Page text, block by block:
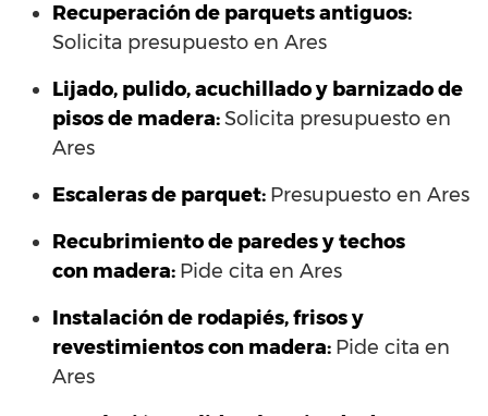
Recuperación de parquets antiguos:
Solicita presupuesto en Ares
Lijado, pulido, acuchillado y barnizado de
pisos de madera:Solicita presupuesto en
Ares
Escaleras de parquet: Presupuesto en Ares
Recubrimiento de paredes y techos
con madera: Pide cita en Ares
Instalación de rodapiés, frisos y
revestimientos con madera: Pide cita en
Ares